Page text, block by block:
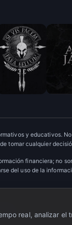
y educativos.
tomar cualquier
financiera; no
del uso de la
real, analizar el